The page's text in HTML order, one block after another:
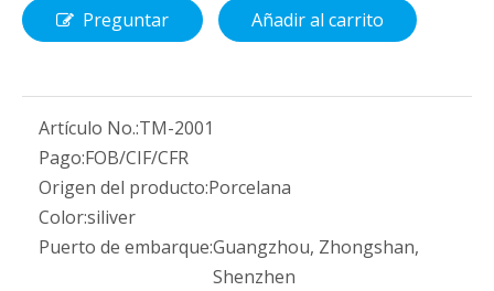
Preguntar Añadir al carrito
Artículo No.:TM-2001
Pago:FOB/CIF/CFR
Origen del producto:Porcelana
Color:siliver
Puerto de embarque:Guangzhou, Zhongshan,
Shenzhen